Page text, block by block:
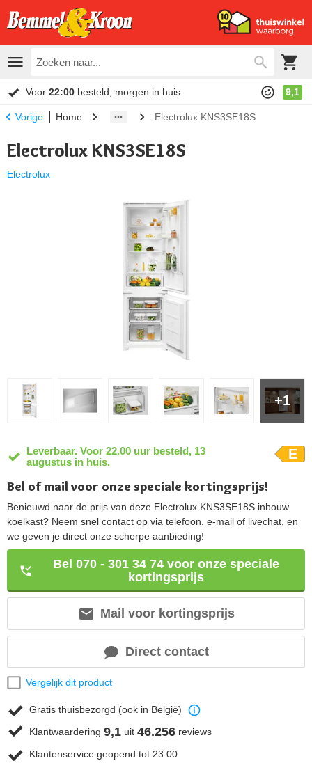
Voor 22:00 besteld, morgen in huis 9,1
Vorige Home Electrolux KNS3SE18S
Electrolux KNS3SE18S
Electrolux
+1
Leverbaar. Voor 22.00 uur besteld, 13
augustus in huis.
E
Bel of mail voor onze speciale kortingsprijs!
Benieuwd naar de prijs van deze Electrolux KNS3SE18S inbouw
koelkast? Neem snel contact op via telefoon, e-mail of livechat, en
we geven je direct onze scherpe aanbieding!
Bel 070 - 301 34 74 voor onze speciale
kortingsprijs
Mail voor kortingsprijs
Direct contact
Vergelijk dit product
Gratis thuisbezorgd (ook in België)
Klantwaardering 9,1 uit 46.256 reviews
Klantenservice geopend tot 23:00